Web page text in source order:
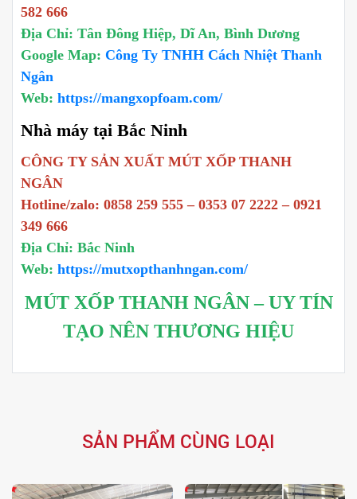
582 666
Địa Chỉ: Tân Đông Hiệp, Dĩ An, Bình Dương
Google Map: Công Ty TNHH Cách Nhiệt Thanh
Ngân
Web: https://mangxopfoam.com/
Nhà máy tại Bắc Ninh
CÔNG TY SẢN XUẤT MÚT XỐP THANH
NGÂN
Hotline/zalo: 0858 259 555 – 0353 07 2222 – 0921
349 666
Địa Chỉ: Bắc Ninh
Web: https://mutxopthanhngan.com/
MÚT XỐP THANH NGÂN – UY TÍN
TẠO NÊN THƯƠNG HIỆU
SẢN PHẨM CÙNG LOẠI